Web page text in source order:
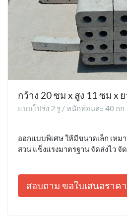
กว้าง 20 ซม x สูง 11 ซม x
แบบโปร่ง 2 รู / หนักท่อนละ 40 กก
ออกแบบพิเศษ ให้มีขนาดเล็ก เหม
สวน แข็งแรงมาตรฐาน จัดส่งไว จั
สอบถาม ขอใบเสนอราคา